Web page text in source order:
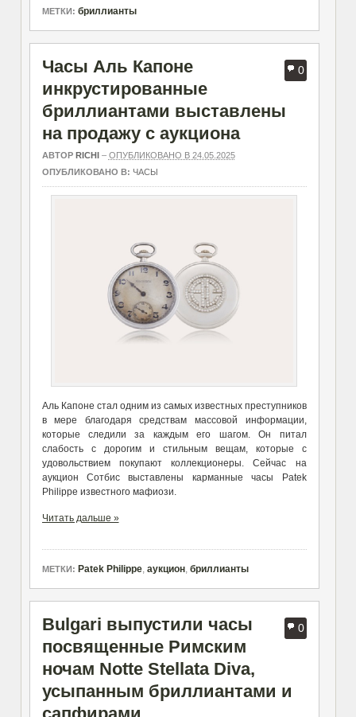
МЕТКИ: бриллианты
0
Часы Аль Капоне
инкрустированные
бриллиантами выставлены
на продажу с аукциона
АВТОР RICHI – ОПУБЛИКОВАНО В 24.05.2025
ОПУБЛИКОВАНО В: ЧАСЫ
Аль Капоне стал одним из самых известных преступников
в мере благодаря средствам массовой информации,
которые следили за каждым его шагом. Он питал
слабость с дорогим и стильным вещам, которые с
удовольствием покупают коллекционеры. Сейчас на
аукцион Сотбис выставлены карманные часы Patek
Philippe известного мафиози.
Читать дальше »
МЕТКИ: Patek Philippe, аукцион, бриллианты
0
Bulgari выпустили часы
посвященные Римским
ночам Notte Stellata Diva,
усыпанным бриллиантами и